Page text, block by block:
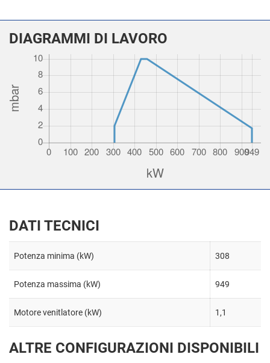
DIAGRAMMI DI LAVORO
DATI TECNICI
Potenza minima (kW) 308
Potenza massima (kW) 949
Motore venitlatore (kW) 1,1
ALTRE CONFIGURAZIONI DISPONIBILI